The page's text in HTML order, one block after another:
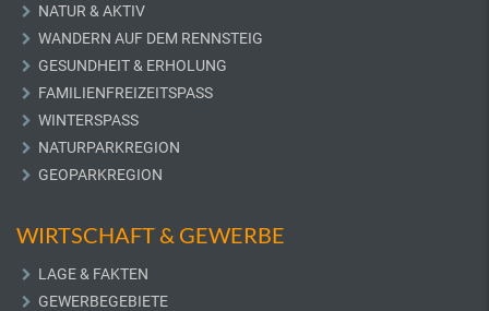
NATUR & AKTIV
WANDERN AUF DEM RENNSTEIG
GESUNDHEIT & ERHOLUNG
FAMILIENFREIZEITSPASS
WINTERSPASS
NATURPARKREGION
GEOPARKREGION
WIRTSCHAFT & GEWERBE
LAGE & FAKTEN
GEWERBEGEBIETE